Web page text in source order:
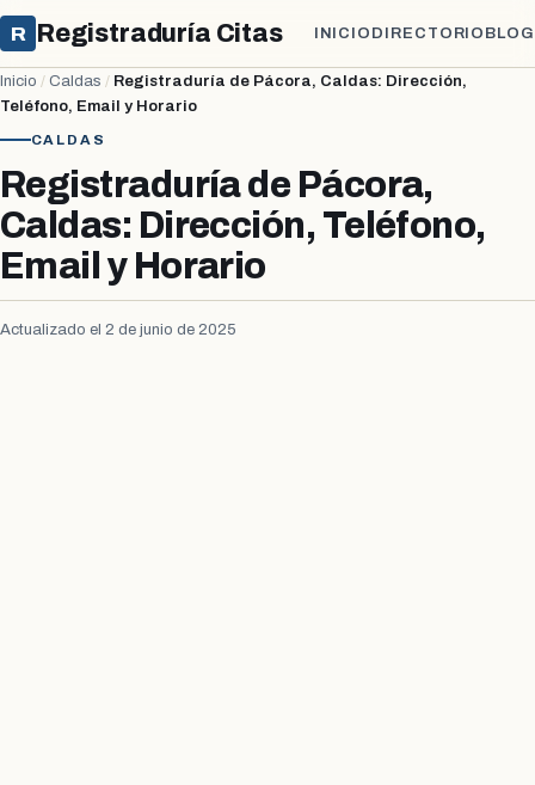
R Registraduría Citas INICIO DIRECTORIO BLOG
Inicio / Caldas / Registraduría de Pácora, Caldas: Dirección,
Teléfono, Email y Horario
CALDAS
Registraduría de Pácora,
Caldas: Dirección, Teléfono,
Email y Horario
Actualizado el 2 de junio de 2025